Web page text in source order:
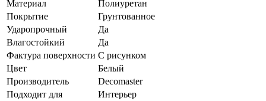
Материал
Полиуретан
Покрытие
Грунтованное
Ударопрочный
Да
Влагостойкий
Да
Фактура поверхности С рисунком
Цвет
Белый
Производитель
Decomaster
Подходит для
Интерьер